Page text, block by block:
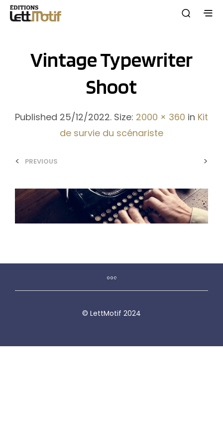
Vintage Typewriter
Shoot
Published 25/12/2022. Size: 2000 × 360 in Kit
de survie du scénariste
< PREVIOUS >
© LettMotif 2024